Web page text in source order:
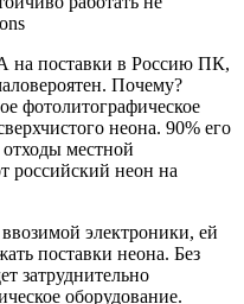
на поставки в Россию ПК,
Почему?
фотолитографическое
неона. 90% его
местной
российский неон на
электроники, ей
поставки неона. Без
затруднительно
оборудование.